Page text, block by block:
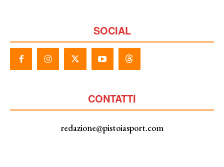
SOCIAL
CONTATTI
redazione@pistoiasport.com